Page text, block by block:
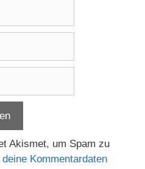
Akismet, um Spam zu
Kommentardaten